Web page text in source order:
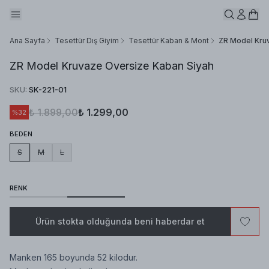
Ana Sayfa Tesettür Dış Giyim Tesettür Kaban & Mont ZR Model
ZR Model Kruvaze Oversize Kaban Siyah
SKU: SK-221-01
%32 ₺ 1.899,00₺ 1.299,00
BEDEN
S M L
RENK
Ürün stokta olduğunda beni haberdar et
Manken 165 boyunda 52 kilodur.